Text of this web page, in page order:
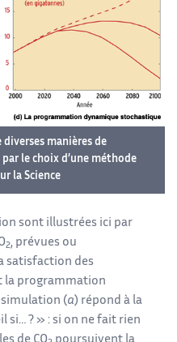
manières de
le choix d’une méthode
la Science
sont illustrées ici par
2
, prévues ou
satisfaction des
la programmation
( a ) répond à la
si… ? » : si on ne fait rien
de CO
poursuivent la